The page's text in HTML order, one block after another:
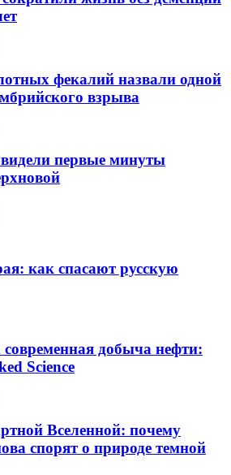
фекалий назвали одной
взрыва
первые минуты
как спасают русскую
современная добыча нефти:
Science
Вселенной: почему
спорят о природе темной